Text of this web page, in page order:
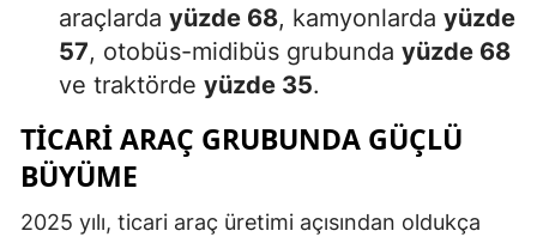
Kocaeli
Kütahya
Manisa
araçlarda yüzde 68, kamyonlarda yüzde
57, otobüs-midibüs grubunda yüzde 68
ve traktörde yüzde 35.
TICARI ARAÇ GRUBUNDA GÜÇLÜ
BÜYÜME
2025 yılı, ticari araç üretimi açısından oldukça